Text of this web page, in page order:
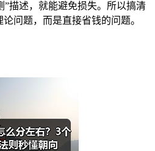
”描述，就能避免损失。所以搞清
论问题，而是直接省钱的问题。